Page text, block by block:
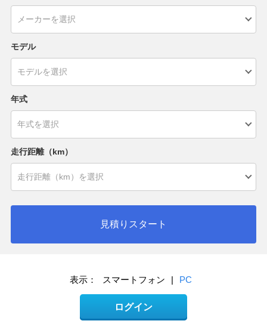
モデル
年式
走行距離（km）
見積りスタート
表示： スマートフォン | PC
ログイン